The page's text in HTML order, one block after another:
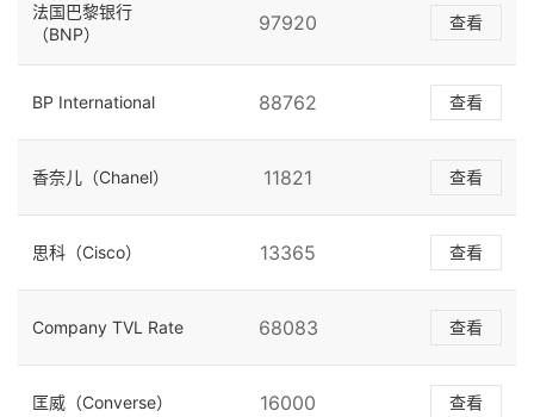
法国巴黎银行
（BNP）
97920 查看
BP International 88762 查看
香奈儿（Chanel） 11821 查看
思科（Cisco） 13365 查看
Company TVL Rate 68083 查看
匡威（Converse） 16000 查看